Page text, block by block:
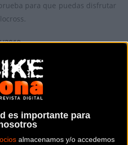
es importante para
almacenamos y/o accedemos
para que puedas disfrutar
2019
femenino